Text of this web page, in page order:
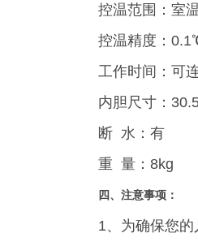
控温范围：室
控温精度：
工作时间：可
内胆尺寸：
断 水：有
重 量：8kg
四、注意事项：
1、为确保您